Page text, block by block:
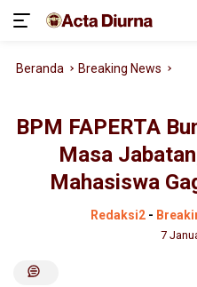
Beranda Breaking News
BPM FAPERTA
Masa
Mahasiswa
Redaksi2-
7